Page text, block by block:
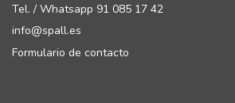
Tel. / Whatsapp 91 085 17 42
info@spall.es
Formulario de contacto